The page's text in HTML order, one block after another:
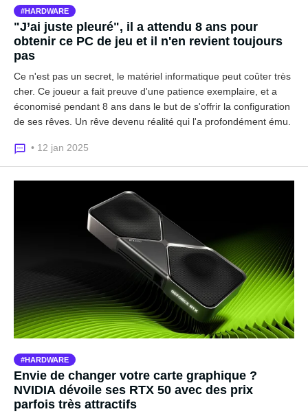
HARDWARE
"J’ai juste pleuré", il a attendu 8 ans pour
obtenir ce PC de jeu et il n'en revient toujours
pas
Ce n'est pas un secret, le matériel informatique peut coûter très
cher. Ce joueur a fait preuve d'une patience exemplaire, et a
économisé pendant 8 ans dans le but de s'offrir la configuration
de ses rêves. Un rêve devenu réalité qui l'a profondément ému.
• 12 jan 2025
HARDWARE
Envie de changer votre carte graphique ?
NVIDIA dévoile ses RTX 50 avec des prix
parfois très attractifs